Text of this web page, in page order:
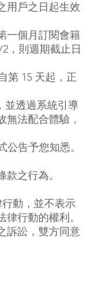
用戶之日起生效
一個月訂閱會籍
，則週期截止日
第 15 天起，正
並透過系統引導
法配合體驗，
告予您知悉。
之行為。
動，並不表示
行動的權利。
訴訟，雙方同意